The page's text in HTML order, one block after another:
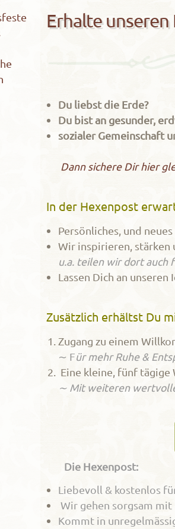
Erhalte
Du liebst die Erde?
Du bist an gesunder,
sozialer Gemeinschaft
Dann sichere Dir hier
In der Hexenpost
Persönliches, und neues
Wir inspirieren, stärken
u.a. teilen wir dort auch
Lassen Dich an
Zusätzlich erhältst Du
Zugang zu einem
∼ Für mehr Ruhe &
Eine kleine, fünf
∼ Mit weiteren
Die Hexenpost:
Liebevoll & kostenlos
Wir gehen sorgsam mit
Kommt in